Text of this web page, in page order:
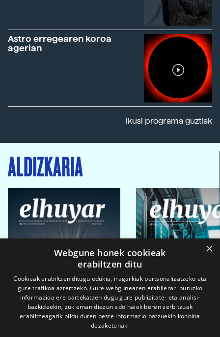
Astro erregearen koroa
agerian
Ikusi programa guztiak
ALDIZKARIA
×
Webgune honek cookieak
erabiltzen ditu
Cookieak erabiltzen ditugu edukia, iragarkiak pertsonalizatzeko eta
gure trafikoa aztertzeko. Gure webgunearen erabilerari buruzko
informazioa ere partekatzen dugu gure publizitate- eta analisi-
bazkideekin, zuk eman diezun edo haiek beren zerbitzuak
erabiltzeagatik bildu duten beste informazio batzuekin konbina
dezaketenak.